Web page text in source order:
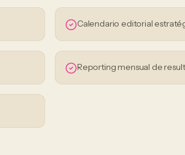
Calendario editorial
Reporting mensual de